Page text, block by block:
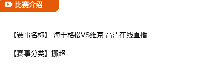
比赛介绍
【赛事名称】 海于格松VS维京 高清在线直播
【赛事分类】 挪超